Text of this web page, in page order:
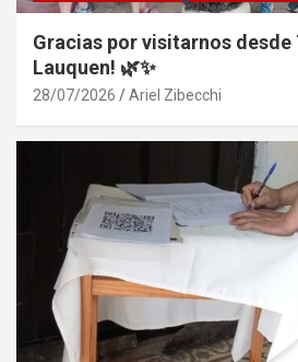
Gracias por visitarnos desde
Lauquen! 🌿✨
28/07/2026 Ariel Zibecchi